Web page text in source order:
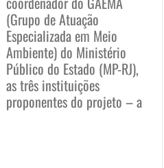
(Grupo de Atuação
Especializada em Meio
Ambiente) do Ministério
Público do Estado (MP-RJ),
as três instituições
proponentes do projeto – a